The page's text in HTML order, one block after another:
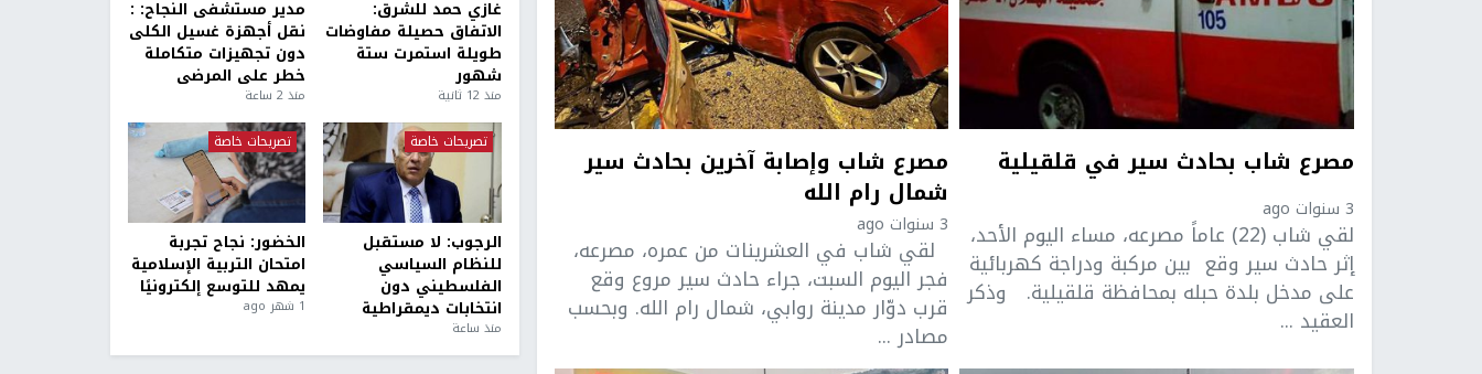
مصرع شاب بحادث سير في قلقيلية
3 سنوات ago
لقي شاب (22) عاماً مصرعه، مساء اليوم الأحد،
إثر حادث سير وقع بين مركبة ودراجة كهربائية
على مدخل بلدة حبله بمحافظة قلقيلية. وذكر
العقيد ...
مصرع شاب وإصابة آخرين بحادث سير
شمال رام الله
3 سنوات ago
لقي شاب في العشرينات من عمره، مصرعه،
فجر اليوم السبت، جراء حادث سير مروع وقع
قرب دوّار مدينة روابي، شمال رام الله. وبحسب
مصادر ...
غازي حمد للشرق:
الاتفاق حصيلة مفاوضات
طويلة استمرت ستة
شهور
منذ 12 ثانية
مدير مستشفى النجاح: :
نقل أجهزة غسيل الكلى
دون تجهيزات متكاملة
خطر على المرضى
منذ 2 ساعة
تصريحات خاصة
الرجوب: لا مستقبل
للنظام السياسي
الفلسطيني دون
انتخابات ديمقراطية
منذ ساعة
تصريحات خاصة
الخضور: نجاح تجربة
امتحان التربية الإسلامية
يمهد للتوسع إلكترونيًا
1 شهر ago